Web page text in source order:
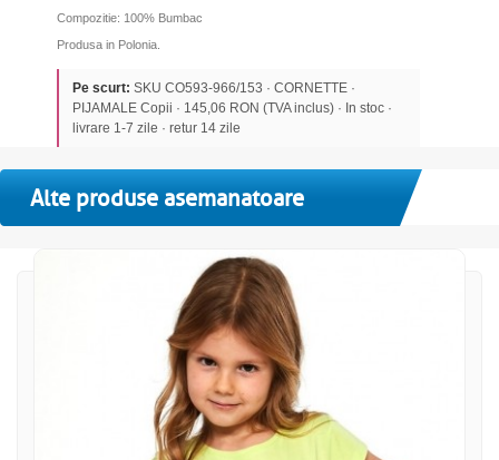
Compozitie: 100% Bumbac
Produsa in Polonia.
Pe scurt: SKU CO593-966/153 · CORNETTE ·
PIJAMALE Copii · 145,06 RON (TVA inclus) · In stoc ·
livrare 1-7 zile · retur 14 zile
Alte produse asemanatoare